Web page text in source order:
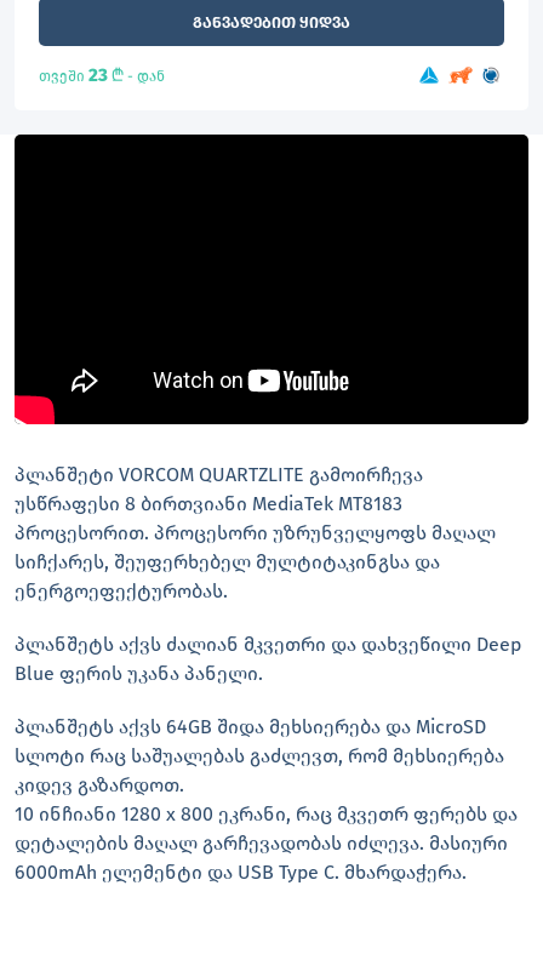
განვადებით ყიდვა
თვეში 23 L - დან
პლანშეტი VORCOM QUARTZLITE გამოირჩევა
უსწრაფესი 8 ბირთვიანი MediaTek MT8183
პროცესორით. პროცესორი უზრუნველყოფს მაღალ
სიჩქარეს, შეუფერხებელ მულტიტაკინგსა და
ენერგოეფექტურობას.
პლანშეტს აქვს ძალიან მკვეთრი და დახვეწილი Deep
Blue ფერის უკანა პანელი.
პლანშეტს აქვს 64GB შიდა მეხსიერება და MicroSD
სლოტი რაც საშუალებას გაძლევთ, რომ მეხსიერება
კიდევ გაზარდოთ.
10 ინჩიანი 1280 x 800 ეკრანი, რაც მკვეთრ ფერებს და
დეტალების მაღალ გარჩევადობას იძლევა. მასიური
6000mAh ელემენტი და USB Type C. მხარდაჭერა.